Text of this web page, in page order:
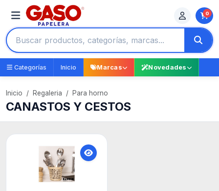
0
Categorías Inicio Marcas Novedades
Inicio Regaleria Para horno
CANASTOS Y CESTOS